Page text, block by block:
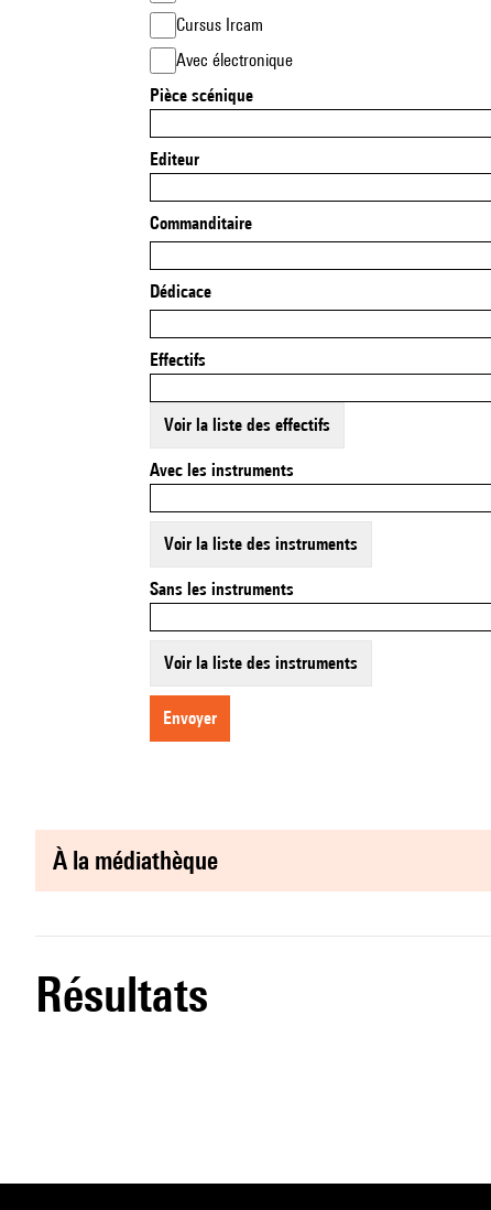
Cursus Ircam
Avec électronique
Pièce scénique
Editeur
Commanditaire
Dédicace
Effectifs
Voir la liste des effectifs
Avec les instruments
Voir la liste des instruments
Sans les instruments
Voir la liste des instruments
envoyer
à la médiathèque
résultats